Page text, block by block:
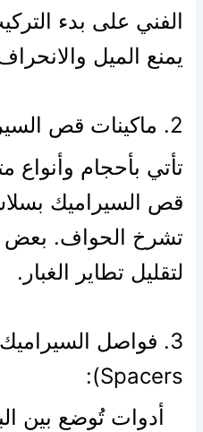
الفني على بدء
يمنع الميل
2. ماكينات قص السيراميك الكهربائية:
تأتي بأحجام
قص السيراميك
تشرخ الحواف. بعض
لتقليل تطاير الغبار.
Spacers):
أدوات تُوضع بين